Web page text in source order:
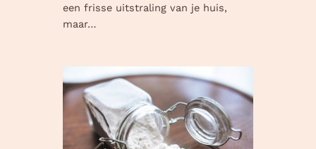
een frisse uitstraling van je huis,
maar…